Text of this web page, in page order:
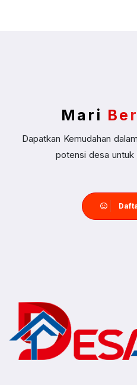
Mari
Dapatkan Kemudahan
potensi desa untuk